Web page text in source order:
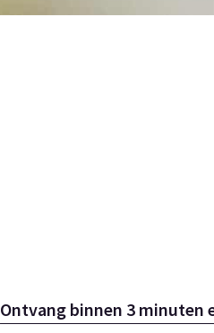
Ontvang binnen 3 minuten